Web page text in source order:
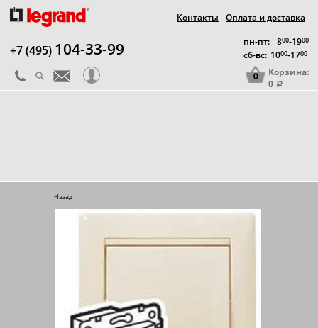
+7 (495) 104-33-99 пн-пт: 800-1900
сб-вс: 1000-1700
Контакты Оплата и доставка
0
Корзина:
0 a
Назад